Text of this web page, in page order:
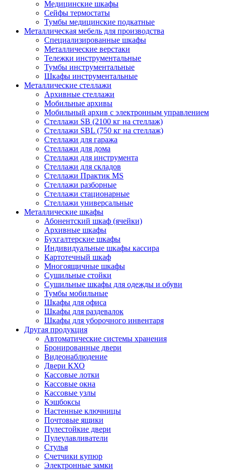
Медицинские шкафы
Сейфы термостаты
Тумбы медицинские подкатные
Металлическая мебель для производства
Cпециализированные шкафы
Металлические верстаки
Тележки инструментальные
Тумбы инструментальные
Шкафы инструментальные
Металлические стеллажи
Архивные стеллажи
Мобильные архивы
Мобильный архив с электронным управлением
Стеллажи SB (2100 кг на стеллаж)
Стеллажи SBL (750 кг на стеллаж)
Стеллажи для гаража
Стеллажи для дома
Стеллажи для инструмента
Стеллажи для складов
Стеллажи Практик MS
Стеллажи разборные
Стеллажи стационарные
Стеллажи универсальные
Металлические шкафы
Абонентский шкаф (ячейки)
Архивные шкафы
Бухгалтерские шкафы
Индивидуальные шкафы кассира
Картотечный шкаф
Многоящичные шкафы
Сушильные стойки
Сушильные шкафы для одежды и обуви
Тумбы мобильные
Шкафы для офиса
Шкафы для раздевалок
Шкафы для уборочного инвентаря
Другая продукция
Автоматические системы хранения
Бронированные двери
Видеонаблюдение
Двери КХО
Кассовые лотки
Кассовые окна
Кассовые узлы
Кэшбоксы
Настенные ключницы
Почтовые ящики
Пулестойкие двери
Пулеулавливатели
Стулья
Счетчики купюр
Электронные замки